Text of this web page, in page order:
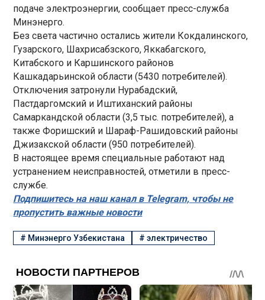
подаче электроэнергии, сообщает пресс-служба
Минэнерго.
Без света частично остались жители Кокдалинского,
Гузарского, Шахрисабзского, Яккабагского,
Китабского и Каршинского районов
Кашкадарьинской области (5430 потребителей).
Отключения затронули Нурабадский,
Пастдаргомский и Иштиханский районы
Самаркандской области (3,5 тыс. потребителей), а
также Форишский и Шараф-Рашидовский районы
Джизакской области (950 потребителей).
В настоящее время специальные работают над
устранением неисправностей, отметили в пресс-
службе.
Подпишитесь на наш канал в Telegram, чтобы не
пропустить важные новости
# Минэнерго Узбекистана #электричество